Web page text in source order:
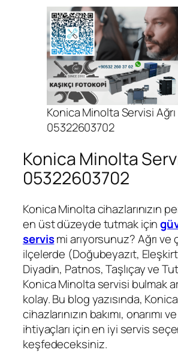
Konica Minolta Servisi Ağrı
05322603702
Konica Minolta
05322603702
Konica Minolta cihazlarınızın
en üst düzeyde tutmak için
servismi arıyorsunuz? Ağrı ve
ilçelerde (Doğubeyazıt,
Diyadin, Patnos, Taşlıçay ve
Konica Minolta servisi bulmak
kolay. Bu blog yazısında,
cihazlarınızın bakımı, onarımı
ihtiyaçları için en iyi servis
keşfedeceksiniz.